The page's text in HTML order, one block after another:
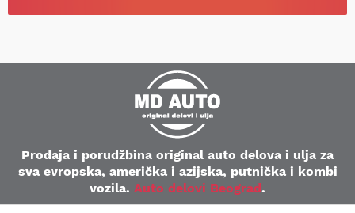
Prodaja i porudžbina original auto delova i ulja za
sva evropska, američka i azijska, putnička i kombi
vozila. Auto delovi Beograd.